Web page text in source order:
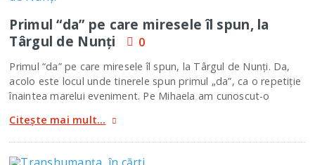
Primul “da” pe care miresele îl spun, la
Târgul de Nunţi
0
Primul “da” pe care miresele îl spun, la Târgul de Nunţi. Da,
acolo este locul unde tinerele spun primul „da”, ca o repetiţie
înaintea marelui eveniment. Pe Mihaela am cunoscut-o
Citește mai mult...